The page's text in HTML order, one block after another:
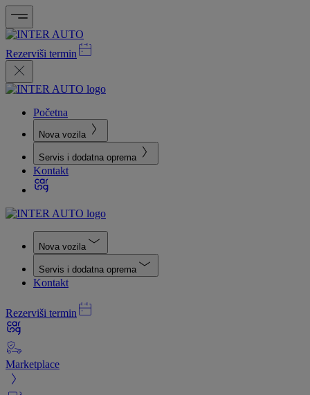
Rezerviši termin
Početna
Nova vozila
Servis i dodatna oprema
Kontakt
Nova vozila
Servis i dodatna oprema
Kontakt
Rezerviši termin
Marketplace